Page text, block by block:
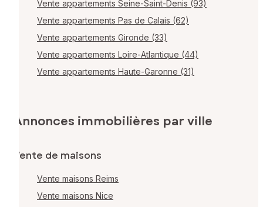
Vente appartements Seine-Saint-Denis (93)
Vente appartements Pas de Calais (62)
Vente appartements Gironde (33)
Vente appartements Loire-Atlantique (44)
Vente appartements Haute-Garonne (31)
Annonces immobilières par ville
Vente de maisons
Vente maisons Reims
Vente maisons Nice